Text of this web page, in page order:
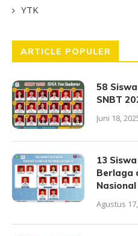
YTK
ARTICLE POPULER
58
SNBT
Juni 18,
13
Berlaga
Agustus